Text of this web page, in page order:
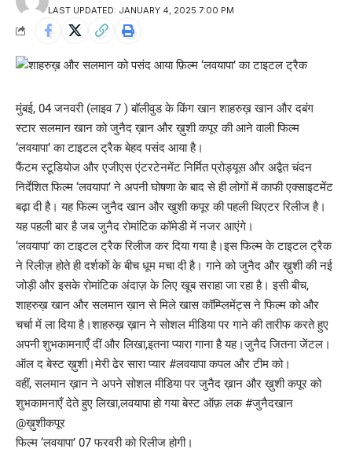
LAST UPDATED: JANUARY 4, 2025 7:00 PM
मुंबई, 04 जनवरी (लाइव 7 ) बॉलीवुड के किंग खान शाहरुख़ खान और दबंग
स्टार सलमान खान को जुनैद ख़ान और ख़ुशी कपूर की आने वाली फिल्म
‘लवयापा’ का टाइटल ट्रैक बेहद पसंद आया है।
फैंटम स्टूडियोज और एजीएस एंटरटेनमेंट निर्मित प्रोड्यूस और अद्वैत चंदन
निर्देशित फिल्म ‘लवयापा’ ने अपनी घोषणा के बाद से ही लोगों में काफी एक्साइटमेंट
बढ़ा दी है। यह फिल्म जुनैद खान और खुशी कपूर की पहली थिएटर रिलीज है।
यह पहली बार है जब जुनैद रोमांटिक कॉमेडी में नजर आएंगे।
‘लवयापा’ का टाइटल ट्रैक रिलीज कर दिया गया है।इस फिल्म के टाइटल ट्रैक
ने रिलीज़ होते ही दर्शकों के बीच धूम मचा दी है। गाने को जुनैद और ख़ुशी की नई
जोड़ी और इसके रोमांटिक अंदाज़ के लिए खूब सराहा जा रहा है। इसी बीच,
शाहरुख़ खान और सलमान ख़ान से मिले खास कॉम्प्लिमेंट्स ने फिल्म को और
चर्चा में ला दिया है।शाहरुख़ ख़ान ने सोशल मीडिया पर गाने की तारीफ करते हुए
अपनी शुभकामनाएँ दीं और लिखा,इतना प्यारा गाना है यह।जुनैद जितना जेंटल।
ऑल द बेस्ट ख़ुशी।मेरी ढेर सारा प्यार #लवयापा कपल और टीम को।
वहीं, सलमान ख़ान ने अपने सोशल मीडिया पर जुनैद ख़ान और ख़ुशी कपूर को
शुभकामनाएँ देते हुए लिखा,लवयापा हो गया बेस्ट ऑफ़ लक #जुनैदखान
@ख़ुशीकपूर
फिल्म ‘लवयापा’ 07 फरवरी को रिलीज होगी।